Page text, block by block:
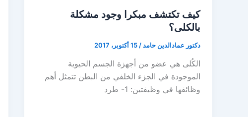
كيف تكتشف مبكرا وجود مشكلة
بالكلى؟
دكتور عمادالدين حامد/ 15 أكتوبر، 2017
الكُلى هي عضو من أجهزة الجسم الحيوية
الموجودة في الجزء الخلفي من البطن تتمثل أهم
وظائفها في وظيفتين: 1- طرد